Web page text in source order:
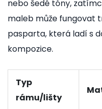
nebo šedé tóny,
maleb může fungovat
pasparta, která ladí s
kompozice.
Typ
rámu/lišty